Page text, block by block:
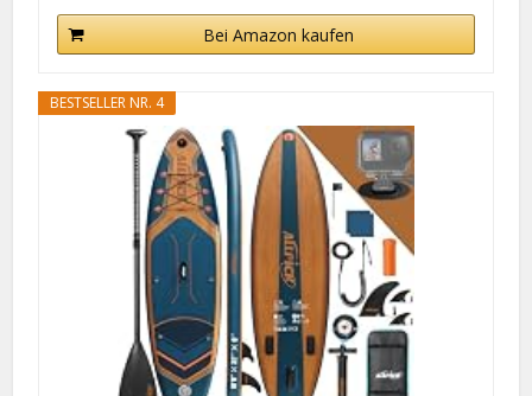
Bei Amazon kaufen
BESTSELLER NR. 4